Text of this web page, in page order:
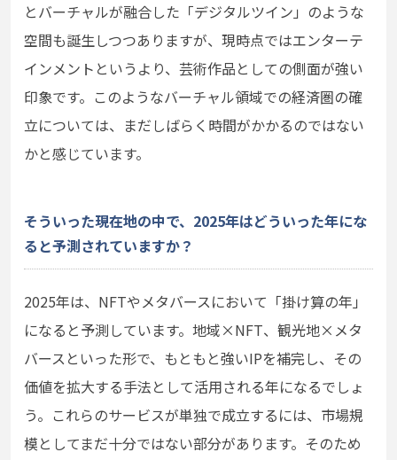
とバーチャルが融合した「デジタルツイン」のような
空間も誕生しつつありますが、現時点ではエンターテ
インメントというより、芸術作品としての側面が強い
印象です。このようなバーチャル領域での経済圏の確
立については、まだしばらく時間がかかるのではない
かと感じています。
そういった現在地の中で、2025年はどういった年にな
ると予測されていますか？
2025年は、NFTやメタバースにおいて「掛け算の年」
になると予測しています。地域×NFT、観光地×メタ
バースといった形で、もともと強いIPを補完し、その
価値を拡大する手法として活用される年になるでしょ
う。これらのサービスが単独で成立するには、市場規
模としてまだ十分ではない部分があります。そのため